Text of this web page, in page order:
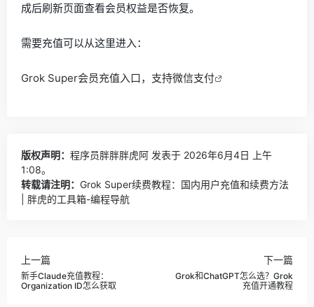
成后刷新页面查看会员权益是否恢复。
需要充值可以从这里进入：
Grok Super会员充值入口，支持微信支付
版权声明： 程序员胖胖胖虎阿 发表于 2026年6月4日 上午
1:08。
转载请注明： Grok Super续费教程：国内用户充值和续费方法
| 胖虎的工具箱-编程导航
上一篇
新手Claude充值教程：
Organization ID怎么获取
下一篇
Grok和ChatGPT怎么选？Grok
充值开通教程